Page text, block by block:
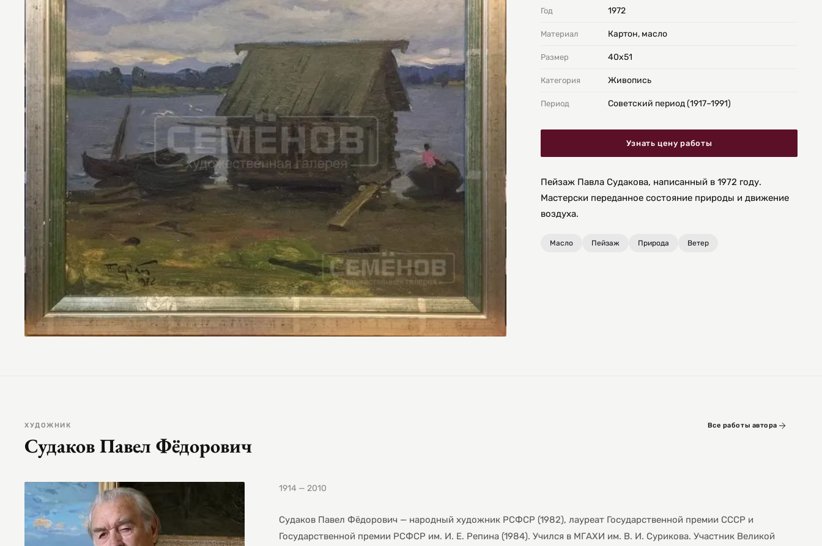
Год 1972
Материал Картон, масло
Размер 40х51
Категория Живопись
Период Советский период (1917–1991)
Узнать цену работы
Пейзаж Павла Судакова, написанный в 1972 году.
Мастерски переданное состояние природы и движение
воздуха.
Масло Пейзаж Природа Ветер
ХУДОЖНИК
Судаков Павел Фёдорович
Все работы автора
1914 — 2010
Судаков Павел Фёдорович — народный художник РСФСР (1982), лауреат Государственной премии СССР и
Государственной премии РСФСР им. И. Е. Репина (1984). Учился в МГАХИ им. В. И. Сурикова. Участник Великой